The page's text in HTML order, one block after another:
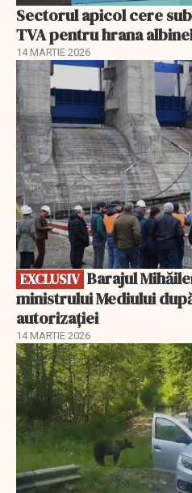
Sectorul apicol cere
TVA pentru hrana
14 MARTIE 2026
EXCLUSIV
EXCLUSIV
ministrului Mediului
autorizației
14 MARTIE 2026
EXCLUSIV